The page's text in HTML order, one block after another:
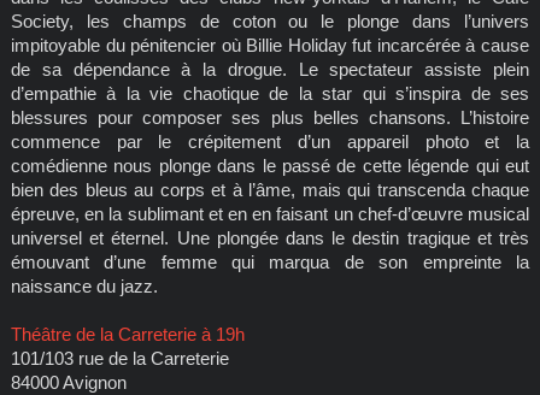
Society, les champs de coton ou le plonge dans l’univers
impitoyable du pénitencier où Billie Holiday fut incarcérée à cause
de sa dépendance à la drogue. Le spectateur assiste plein
d’empathie à la vie chaotique de la star qui s’inspira de ses
blessures pour composer ses plus belles chansons. L’histoire
commence par le crépitement d’un appareil photo et la
comédienne nous plonge dans le passé de cette légende qui eut
bien des bleus au corps et à l’âme, mais qui transcenda chaque
épreuve, en la sublimant et en en faisant un chef-d’œuvre musical
universel et éternel. Une plongée dans le destin tragique et très
émouvant d’une femme qui marqua de son empreinte la
naissance du jazz.
Théâtre de la Carreterie à 19h
101/103 rue de la Carreterie
84000 Avignon